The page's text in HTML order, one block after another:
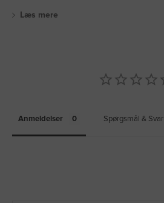
Læs mere
Anmeldelser Spørgsmål & Svar